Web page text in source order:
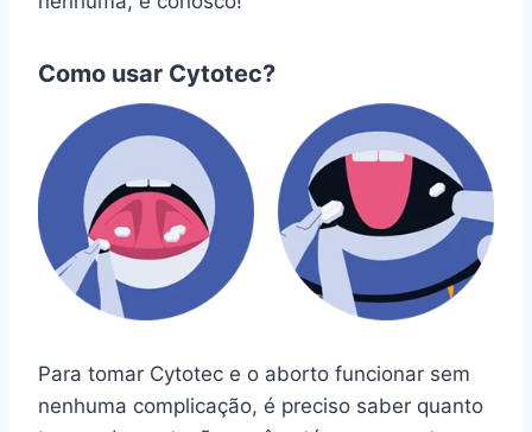
Como usar Cytotec?
Para tomar Cytotec e o aborto funcionar sem
nenhuma complicação, é preciso saber quanto